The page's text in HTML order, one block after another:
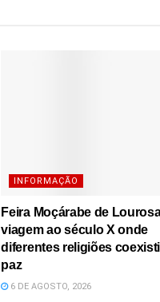
INFORMAÇÃO
Feira Moçárabe de
viagem ao século X onde
diferentes religiões
paz
6 DE AGOSTO, 2026